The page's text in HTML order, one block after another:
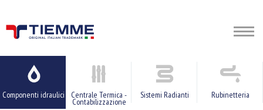
Componenti idraulici Centrale Termica -
Contabilizzazione
Sistemi Radianti Rubinetteria